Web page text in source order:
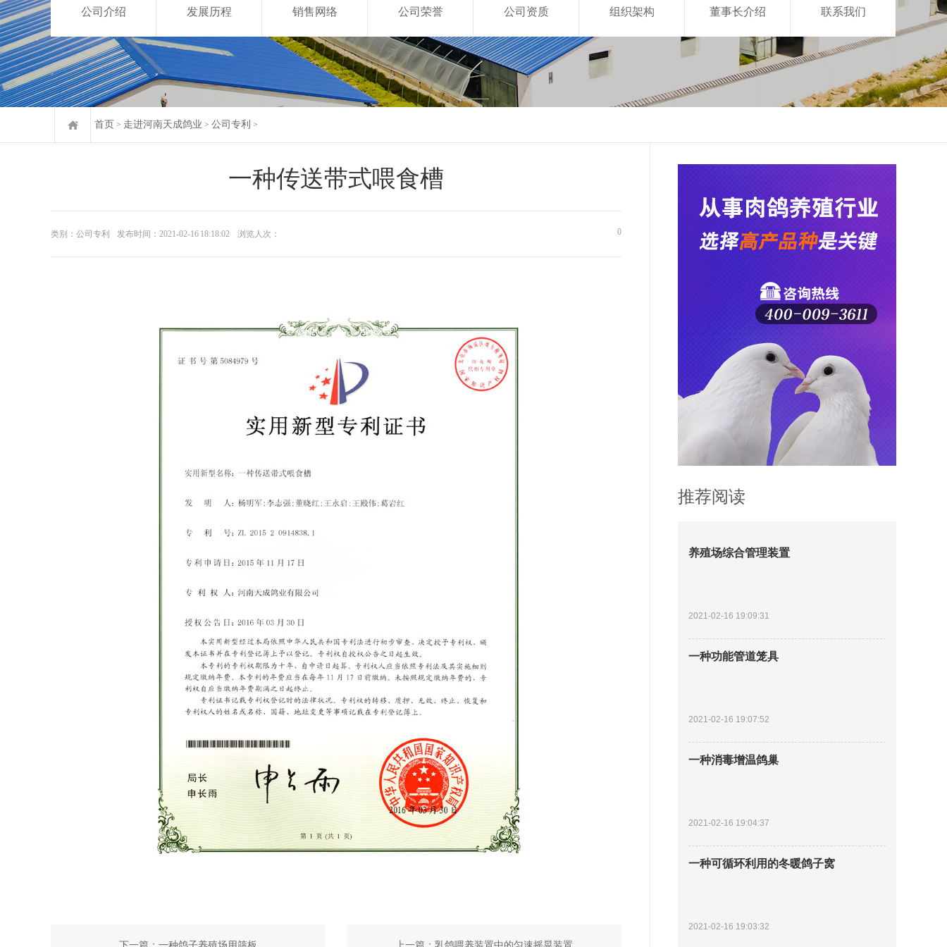
公司介绍 发展历程 销售网络 公司荣誉 公司资质 组织架构 董事长介绍 联系我们
首页 > 走进河南天成鸽业 > 公司专利 >
一种传送带式喂食槽
类别：公司专利 发布时间：2021-02-16 18:18:02 浏览人次： 0
推荐阅读
养殖场综合管理装置
2021-02-16 19:09:31
一种功能管道笼具
2021-02-16 19:07:52
一种消毒增温鸽巢
2021-02-16 19:04:37
一种可循环利用的冬暖鸽子窝
2021-02-16 19:03:32